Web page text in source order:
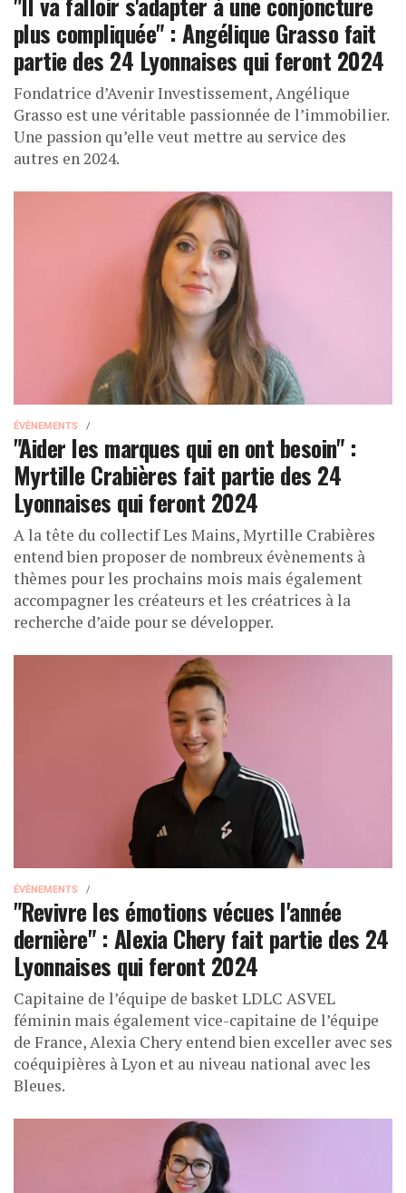
plus compliquée" : Angélique Grasso fait
partie des 24 Lyonnaises qui feront 2024
Fondatrice d’Avenir Investissement, Angélique
Grasso est une véritable passionnée de l’immobilier.
Une passion qu’elle veut mettre au service des
autres en 2024.
ÉVÈNEMENTS
"Aider les marques qui en ont besoin" :
Myrtille Crabières fait partie des 24
Lyonnaises qui feront 2024
A la tête du collectif Les Mains, Myrtille Crabières
entend bien proposer de nombreux évènements à
thèmes pour les prochains mois mais également
accompagner les créateurs et les créatrices à la
recherche d’aide pour se développer.
ÉVÈNEMENTS
"Revivre les émotions vécues l'année
dernière" : Alexia Chery fait partie des 24
Lyonnaises qui feront 2024
Capitaine de l’équipe de basket LDLC ASVEL
féminin mais également vice-capitaine de l’équipe
de France, Alexia Chery entend bien exceller avec ses
coéquipières à Lyon et au niveau national avec les
Bleues.